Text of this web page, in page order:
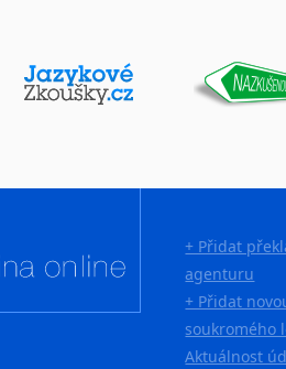
+ Přidat
agenturu
+ Přidat
soukromého
Aktuálnost